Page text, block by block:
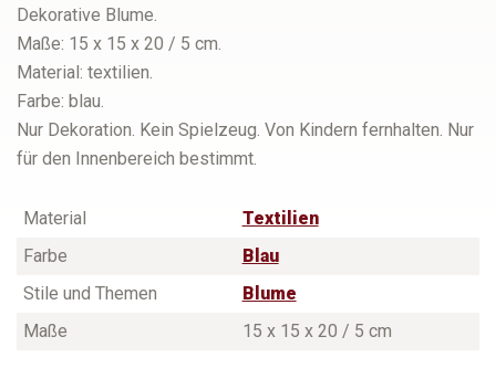
Dekorative Blume.
Maße: 15 x 15 x 20 / 5 cm.
Material: textilien.
Farbe: blau.
Nur Dekoration. Kein Spielzeug. Von Kindern fernhalten. Nur
für den Innenbereich bestimmt.
Material
Textilien
Farbe
Blau
Stile und Themen
Blume
Maße
15 x 15 x 20 / 5 cm